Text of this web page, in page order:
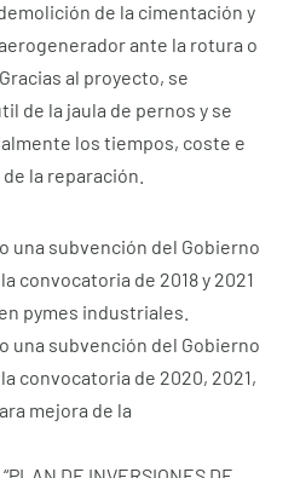
de la cimentación y
ante la rotura o
al proyecto, se
de la jaula de pernos y se
los tiempos, coste e
la reparación.
una subvención del Gobierno
convocatoria de 2018 y 2021
pymes industriales.
una subvención del Gobierno
convocatoria de 2020, 2021,
mejora de la